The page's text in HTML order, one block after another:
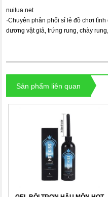
nuilua.net
·Chuyên phân phối sỉ lẻ đồ chơi
dương vật giả, trứng rung, chày
Sản phẩm liên quan